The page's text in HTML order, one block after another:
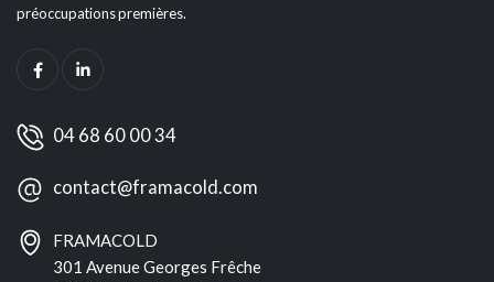
préoccupations premières.
04 68 60 00 34
contact@framacold.com
FRAMACOLD
301 Avenue Georges Frêche